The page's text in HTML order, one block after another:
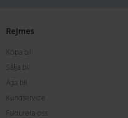
Rejmes
Köpa bil
Sälja bil
Äga bil
Kundservice
Fakturera oss